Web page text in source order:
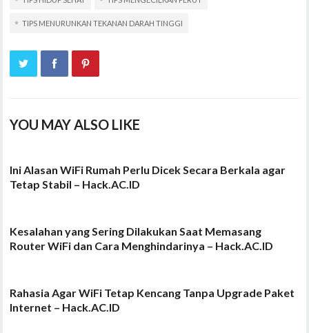
TIPS MENURUNKAN TEKANAN DARAH TINGGI
YOU MAY ALSO LIKE
Ini Alasan WiFi Rumah Perlu Dicek Secara Berkala agar
Tetap Stabil – Hack.AC.ID
Kesalahan yang Sering Dilakukan Saat Memasang
Router WiFi dan Cara Menghindarinya – Hack.AC.ID
Rahasia Agar WiFi Tetap Kencang Tanpa Upgrade Paket
Internet – Hack.AC.ID